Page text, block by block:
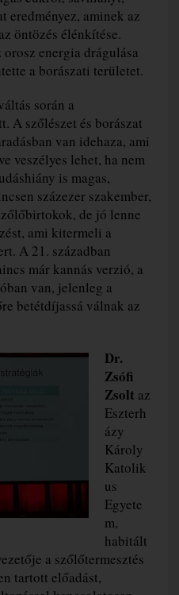
eredményez, aminek az
öntözés élénkítése.
energia drágulása
a borászati területet.
során a
A szőlészet és borászat
van idehaza, ami
veszélyes lehet, ha nem
is magas,
százezer szakember,
de jó lenne
ami kitermeli a
A 21. században
már kannás verzió, a
van, jelenleg a
betétdíjassá válnak az
Dr.
Zsófi
Zsolt az
Eszterh
ázy
Károly
Katolik
us
Egyete
m,
habitált
a szőlőtermesztés
tartott előadást,